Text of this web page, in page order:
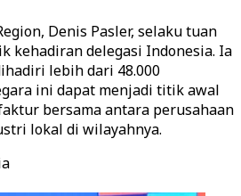
Denis Pasler, selaku tuan
kehadiran delegasi Indonesia. Ia
lebih dari 48.000
ini dapat menjadi titik awal
bersama antara perusahaan
lokal di wilayahnya.